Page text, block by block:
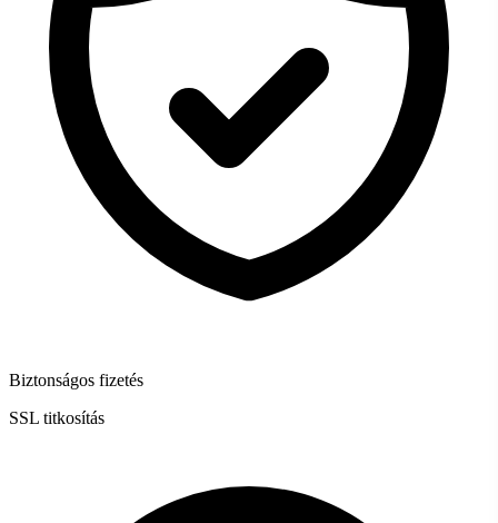
Biztonságos fizetés
SSL titkosítás